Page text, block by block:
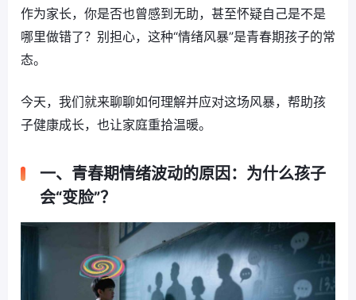
作为家长，你是否也曾感到无助，甚至怀疑自己是不是
哪里做错了？别担心，这种“情绪风暴”是青春期孩子的常
态。
今天，我们就来聊聊如何理解并应对这场风暴，帮助孩
子健康成长，也让家庭重拾温暖。
一、青春期情绪波动的原因：为什么孩子
会“变脸”？